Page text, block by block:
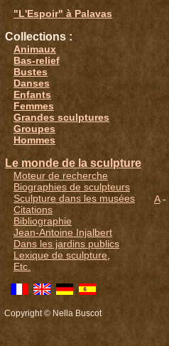
"L'Espoir" à Palavas
Collections :
Animaux
Bas-relief
Bustes
Danses
Enfants
Femmes
Grandes sculptures
Groupes
Hommes
Le monde de la sculpture
Moteur de recherche
Biographies de sculpteurs
Sculpture dans les musées
Citations
Bibliographie
Jean-Antoine Injalbert
Dans les jardins publics
Lexique de sculpture
Etc.
Copyright © Nella Buscot
A-